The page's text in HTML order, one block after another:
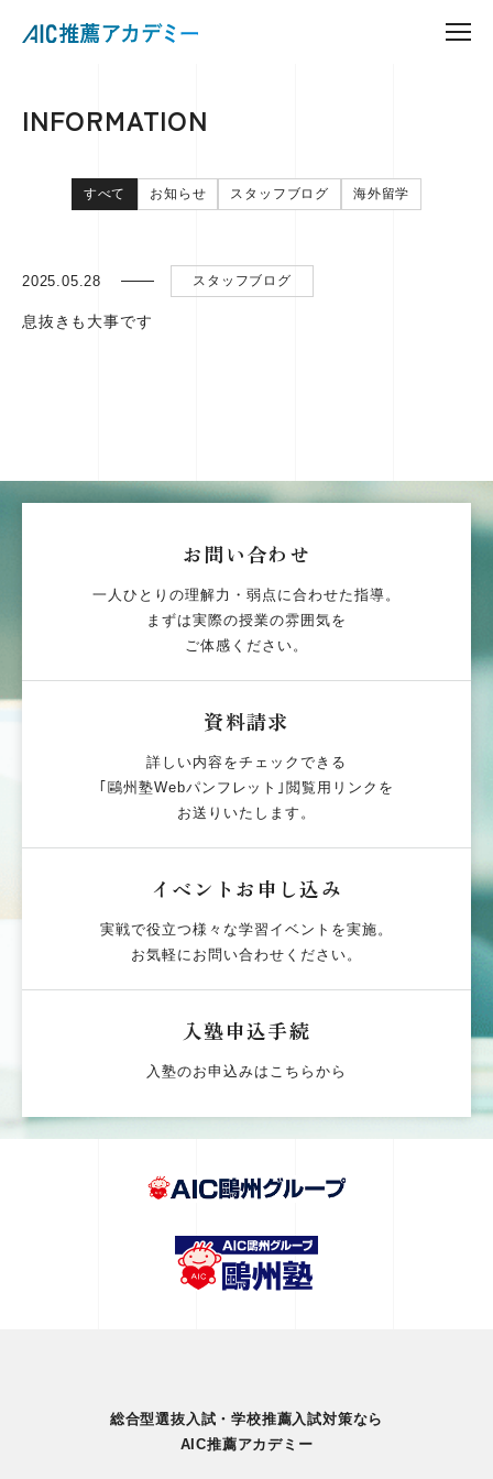
INFORMATION
すべて お知らせ スタッフブログ 海外留学
2025.05.28 スタッフブログ
息抜きも大事です
お問い合わせ
一人ひとりの理解力・弱点に合わせた指導。
まずは実際の授業の雰囲気を
ご体感ください。
資料請求
詳しい内容をチェックできる
｢鷗州塾Webパンフレット｣閲覧用リンクを
お送りいたします。
イベントお申し込み
実戦で役立つ様々な学習イベントを実施。
お気軽にお問い合わせください。
入塾申込手続
入塾のお申込みはこちらから
総合型選抜入試・学校推薦入試対策なら
AIC推薦アカデミー